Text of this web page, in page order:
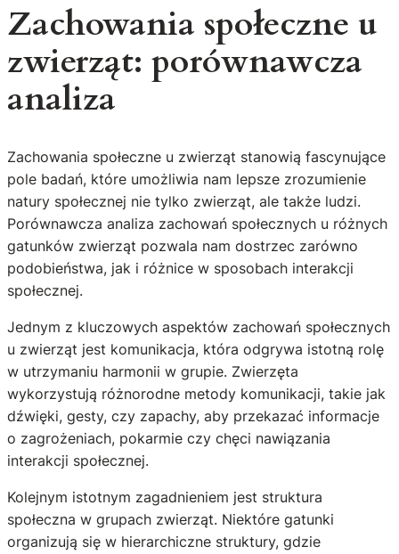
Zachowania społeczne u
zwierząt: porównawcza
analiza
Zachowania społeczne u zwierząt stanowią fascynujące
pole badań, które umożliwia nam lepsze zrozumienie
natury społecznej nie tylko zwierząt, ale także ludzi.
Porównawcza analiza zachowań społecznych u różnych
gatunków zwierząt pozwala nam dostrzec zarówno
podobieństwa, jak i różnice w sposobach interakcji
społecznej.
Jednym z kluczowych aspektów zachowań społecznych
u zwierząt jest komunikacja, która odgrywa istotną rolę
w utrzymaniu harmonii w grupie. Zwierzęta
wykorzystują różnorodne metody komunikacji, takie jak
dźwięki, gesty, czy zapachy, aby przekazać informacje
o zagrożeniach, pokarmie czy chęci nawiązania
interakcji społecznej.
Kolejnym istotnym zagadnieniem jest struktura
społeczna w grupach zwierząt. Niektóre gatunki
organizują się w hierarchiczne struktury, gdzie